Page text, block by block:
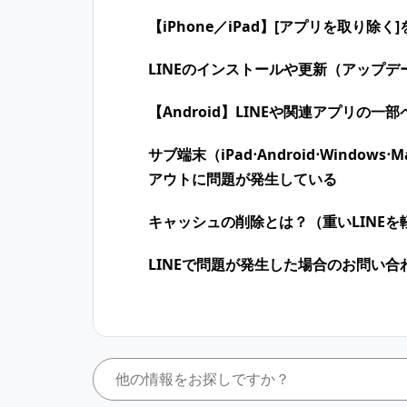
【iPhone／iPad】[アプリを取り除く]
LINEのインストールや更新（アップデ
【Android】LINEや関連アプリの一
サブ端末（iPad⋅Android⋅
アウトに問題が発生している
キャッシュの削除とは？（重いLINEを
LINEで問題が発生した場合のお問い合